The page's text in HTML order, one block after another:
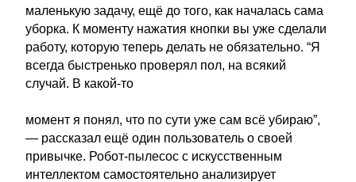
маленькую задачу, ещё до того, как началась сама
уборка. К моменту нажатия кнопки вы уже сделали
работу, которую теперь делать не обязательно. “Я
всегда быстренько проверял пол, на всякий
случай. В какой-то
момент я понял, что по сути уже сам всё убираю”,
— рассказал ещё один пользователь о своей
привычке. Робот-пылесос с искусственным
интеллектом самостоятельно анализирует